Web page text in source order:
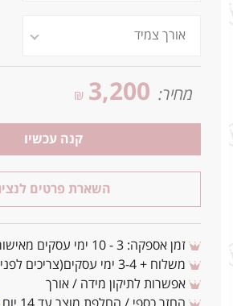
מחיר: 3,200
₪
קנה עכשיו
השארת פרטים
זמן אספקה: 3 - 10 ימי עסקים מאישור העסקה
משלוח + 3-4 ימי עסקים(צריכים לפני ? צרו איתנו קשר)
אפשרות לתיקון מידה / אורך